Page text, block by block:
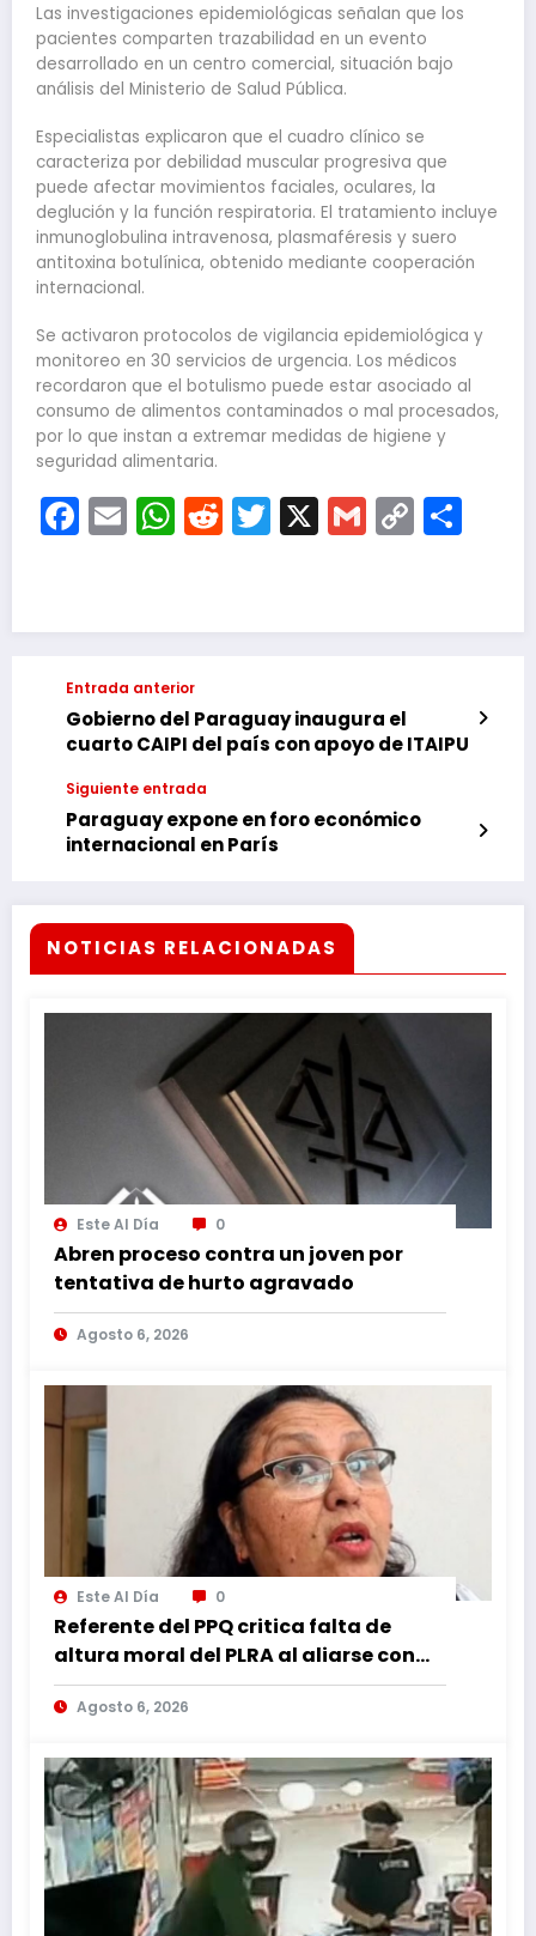
Las investigaciones epidemiológicas señalan que los
pacientes comparten trazabilidad en un evento
desarrollado en un centro comercial, situación bajo
análisis del Ministerio de Salud Pública.
Especialistas explicaron que el cuadro clínico se
caracteriza por debilidad muscular progresiva que
puede afectar movimientos faciales, oculares, la
deglución y la función respiratoria. El tratamiento incluye
inmunoglobulina intravenosa, plasmaféresis y suero
antitoxina botulínica, obtenido mediante cooperación
internacional.
Se activaron protocolos de vigilancia epidemiológica y
monitoreo en 30 servicios de urgencia. Los médicos
recordaron que el botulismo puede estar asociado al
consumo de alimentos contaminados o mal procesados,
por lo que instan a extremar medidas de higiene y
seguridad alimentaria.
Facebook
EmailWhatsApp
Reddit
Twitter
X Gmail
Copy
Link
Entrada anterior
Gobierno del Paraguay inaugura el
cuarto CAIPI del país con apoyo de ITAIPU
Siguiente entrada
Paraguay expone en foro económico
internacional en París
NOTICIAS RELACIONADAS
Este Al Día 0
Abren proceso contra un joven por
tentativa de hurto agravado
Agosto 6, 2026
Este Al Día 0
Referente del PPQ critica falta de
altura moral del PLRA al aliarse con
corruptos
Agosto 6, 2026